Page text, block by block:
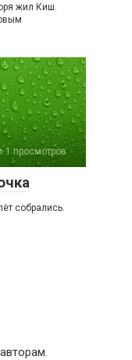
жил Киш.
1 просмотров
собрались.